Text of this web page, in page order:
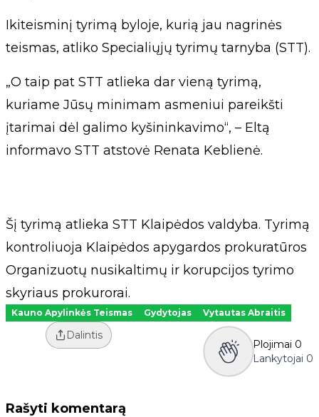
Ikiteisminį tyrimą byloje, kurią jau nagrinės
teismas, atliko Specialiųjų tyrimų tarnyba (STT).
„O taip pat STT atlieka dar vieną tyrimą,
kuriame Jūsų minimam asmeniui pareikšti
įtarimai dėl galimo kyšininkavimo“, – Eltą
informavo STT atstovė Renata Keblienė.
Šį tyrimą atlieka STT Klaipėdos valdyba. Tyrimą
kontroliuoja Klaipėdos apygardos prokuratūros
Organizuotų nusikaltimų ir korupcijos tyrimo
skyriaus prokurorai.
Kauno Apylinkės Teismas Gydytojas Vytautas Abraitis
Dalintis
Plojimai 0
Lankytojai 0
Rašyti komentarą